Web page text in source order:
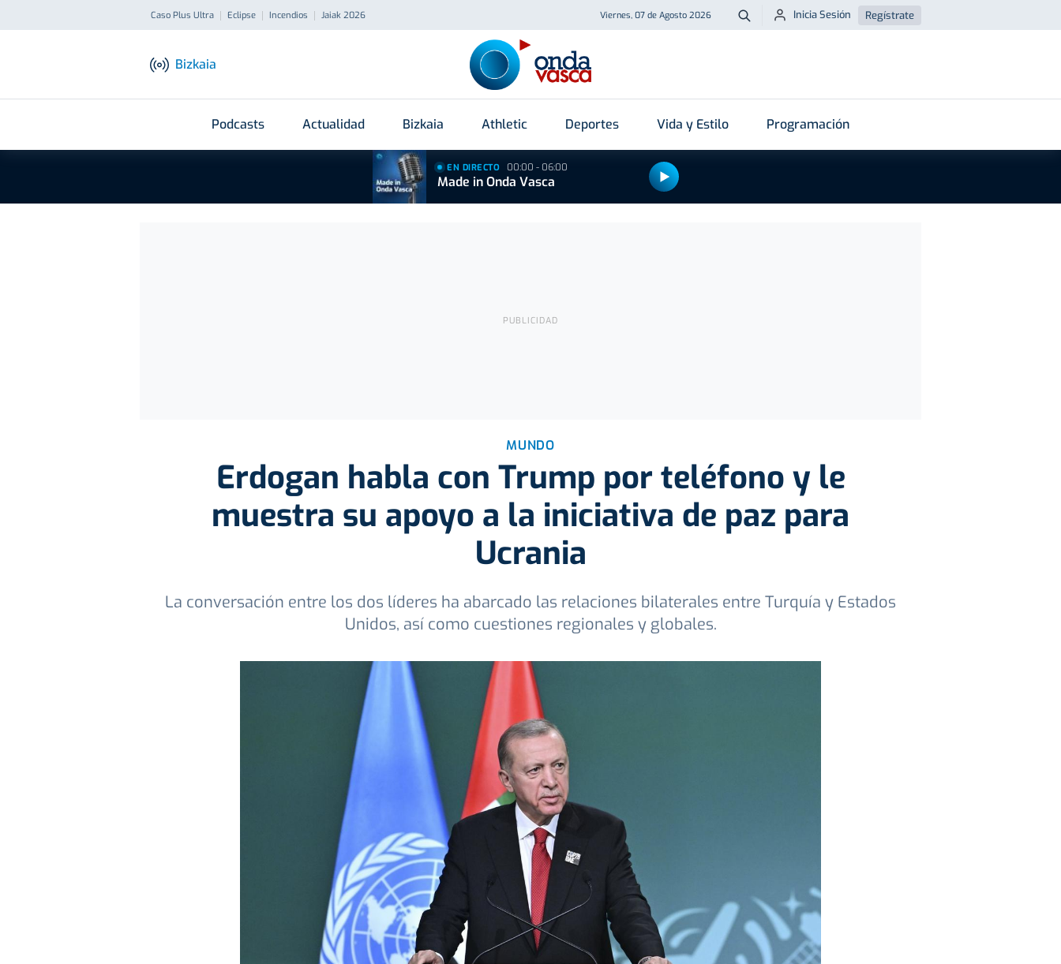
Caso Plus Ultra Eclipse Incendios Jaiak 2026 Viernes, 07 de Agosto 2026 Buscar
Inicia Sesión Regístrate
Bizkaia
Podcasts Actualidad Bizkaia Athletic Deportes Vida y Estilo Programación
EN DIRECTO 00:00 - 06:00
Made in Onda Vasca
MUNDO
Erdogan habla con Trump por teléfono y le
muestra su apoyo a la iniciativa de paz para
Ucrania
La conversación entre los dos líderes ha abarcado las relaciones bilaterales entre Turquía y Estados
Unidos, así como cuestiones regionales y globales.